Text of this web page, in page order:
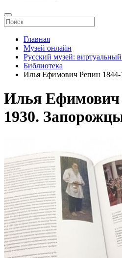
Главная
Музей онлайн
Русский музей:
Библиотека
Илья Ефимович Репин
Илья Ефимович
1930.